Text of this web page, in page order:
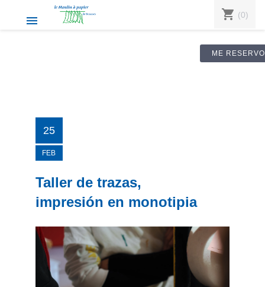
 shopping_cart (0)
ME RESERVO
25
FEB
Taller de trazas,
impresión en monotipia